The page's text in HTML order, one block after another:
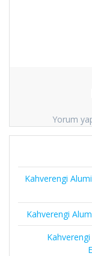
Yorum
Kahverengi
Kahverengi